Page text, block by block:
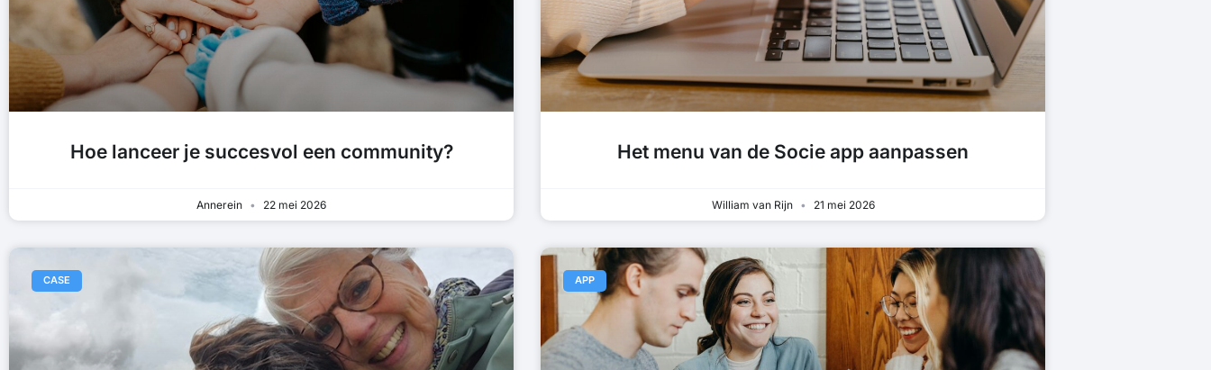
Hoe lanceer je succesvol een community?
Annerein 22 mei 2026
Het menu van de Socie app aanpassen
William van Rijn 21 mei 2026
CASE APP